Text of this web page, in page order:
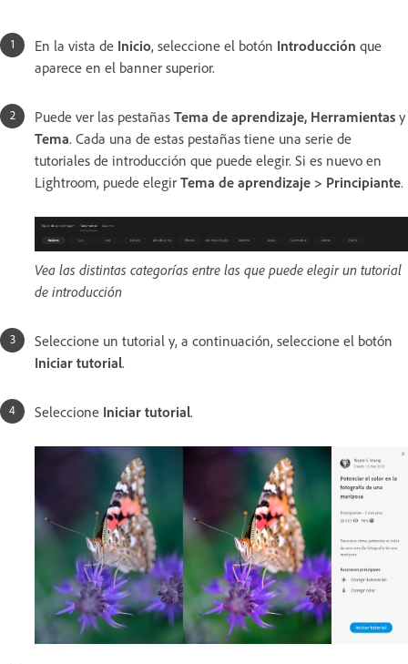
En la vista de Inicio, seleccione el botón Introducción que
aparece en el banner superior.
Puede ver las pestañas Tema de aprendizaje, Herramientas y
Tema. Cada una de estas pestañas tiene una serie de
tutoriales de introducción que puede elegir. Si es nuevo en
Lightroom, puede elegir Tema de aprendizaje > Principiante.
Vea las distintas categorías entre las que puede elegir un tutorial
de introducción
Seleccione un tutorial y, a continuación, seleccione el botón
Iniciar tutorial.
Seleccione Iniciar tutorial.